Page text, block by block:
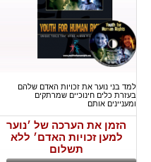
למד בני נוער את זכויות האדם שלהם
בעזרת כלים חינוכיים שמרתקים
ומעניינים אותם
הזמן את הערכה של ׳נוער
למען זכויות האדם׳ ללא
תשלום